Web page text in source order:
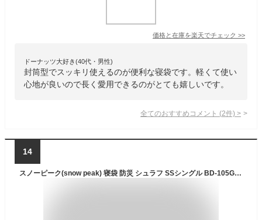
価格と在庫を楽天でチェック >>
ドーナッツ大好き(40代・男性)
封筒型でスッキリ使えるのが便利な寝袋です。軽くて使い
心地が良いので長く愛用できるのがとても嬉しいです。
全てのおすすめコメント (2件) >
14
スノーピーク(snow peak) 寝袋 防災 シュラフ SSシングル BD-105GY 最低使用温度5度キャンプデビュー コンパクト アウトドア キャンプ sleeping bag